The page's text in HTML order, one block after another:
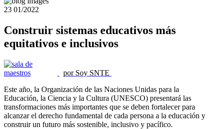
23 01/2022
Construir sistemas educativos más
equitativos e inclusivos
por Soy SNTE
Este año, la Organización de las Naciones Unidas para la
Educación, la Ciencia y la Cultura (UNESCO) presentará las
transformaciones más importantes que se deben fortalecer para
alcanzar el derecho fundamental de cada persona a la educación y
construir un futuro más sostenible, inclusivo y pacífico.